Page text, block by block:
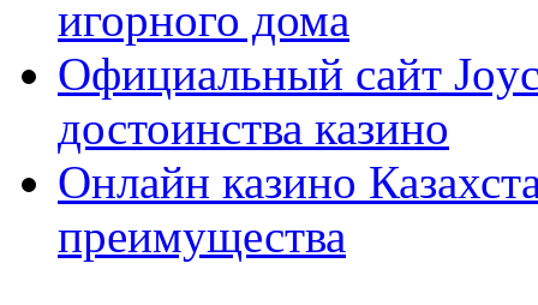
игорного дома
Официальный сайт
достоинства казино
Онлайн казино
преимущества